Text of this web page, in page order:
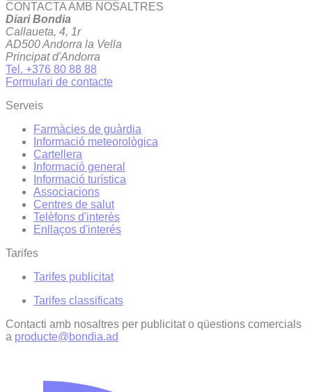
CONTACTA AMB NOSALTRES
Diari Bondia
Callaueta, 4, 1r
AD500 Andorra la Vella
Principat d'Andorra
Tel. +376 80 88 88
Formulari de contacte
Serveis
Farmàcies de guàrdia
Informació meteorològica
Cartellera
Informació general
Informació turística
Associacions
Centres de salut
Telèfons d'interès
Enllaços d'interés
Tarifes
Tarifes publicitat
Tarifes classificats
Contacti amb nosaltres per publicitat o qüestions comercials
a producte@bondia.ad